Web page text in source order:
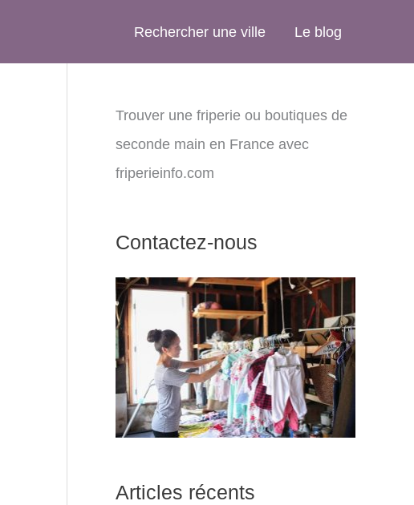
Rechercher une ville Le blog
Trouver une friperie ou boutiques de
seconde main en France avec
friperieinfo.com
Contactez-nous
Articles récents